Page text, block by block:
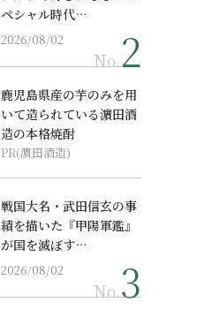
ペシャル時代…
2026/08/02
No.
鹿児島県産の芋のみを用
いて造られている濵田酒
造の本格焼酎
PR(濵田酒造)
戦国大名・武田信玄の事
績を描いた『甲陽軍鑑』
が国を滅ぼす…
2026/08/02
No.